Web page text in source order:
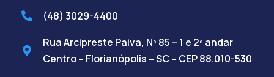
(48) 3029-4400
Rua Arcipreste Paiva, Nº 85 – 1 e 2º andar
Centro – Florianópolis – SC – CEP 88.010-530